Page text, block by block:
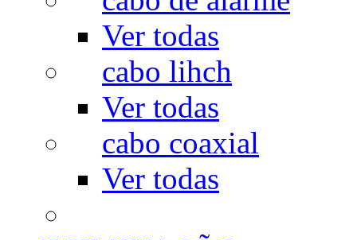
Ver todas
cabo lihch
Ver todas
cabo coaxial
Ver todas